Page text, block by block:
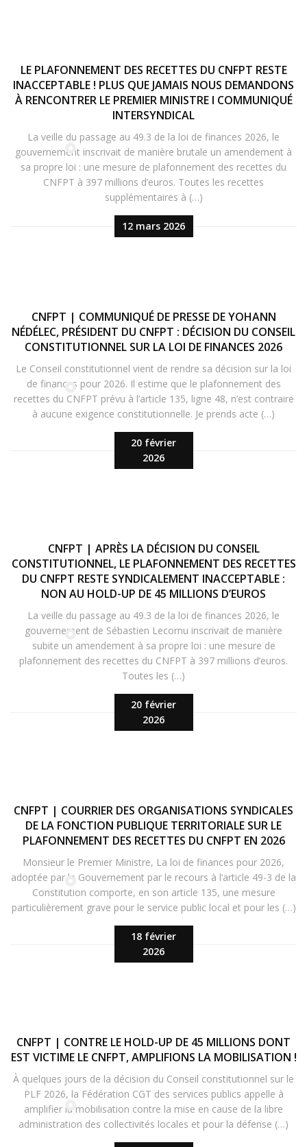
12 mars 2026
LE PLAFONNEMENT DES RECETTES DU CNFPT RESTE
INACCEPTABLE ! PLUS QUE JAMAIS NOUS DEMANDONS
À RENCONTRER LE PREMIER MINISTRE I COMMUNIQUÉ
INTERSYNDICAL
La veille du passage au 49.3 de la loi de finances 2026, le
gouvernement inscrivait de manière brutale un amendement à
sa propre loi : une mesure de plafonnement des recettes du
CNFPT à 397 millions d’euros. Toutes les recettes
supplémentaires à (…)
20 février
2026
CNFPT | COMMUNIQUÉ DE PRESSE DE YOHANN
NÉDÉLEC, PRÉSIDENT DU CNFPT : DÉCISION DU CONSEIL
CONSTITUTIONNEL SUR LA LOI DE FINANCES 2026
Le Conseil constitutionnel vient de rendre sa décision sur la loi
de finances pour 2026. Il estime que le plafonnement des
recettes du CNFPT prévu à l’article 135, ligne 48, n’est contraire
à aucune exigence constitutionnelle. Je prends acte (…)
20 février
2026
CNFPT | APRÈS LA DÉCISION DU CONSEIL
CONSTITUTIONNEL, LE PLAFONNEMENT DES RECETTES
DU CNFPT RESTE SYNDICALEMENT INACCEPTABLE :
NON AU HOLD-UP DE 45 MILLIONS D’EUROS
La veille du passage au 49.3 de la loi de finances 2026, le
gouvernement de Sébastien Lecornu inscrivait de manière
subite un amendement à sa propre loi : une mesure de
plafonnement des recettes du CNFPT à 397 millions d’euros.
Toutes les (…)
18 février
2026
CNFPT | COURRIER DES ORGANISATIONS SYNDICALES
DE LA FONCTION PUBLIQUE TERRITORIALE SUR LE
PLAFONNEMENT DES RECETTES DU CNFPT EN 2026
Monsieur le Premier Ministre, La loi de finances pour 2026,
adoptée par le Gouvernement par le recours à l’article 49-3 de la
Constitution comporte, en son article 135, une mesure
particulièrement grave pour le service public local et pour les (…)
CNFPT | CONTRE LE HOLD-UP DE 45 MILLIONS DONT
EST VICTIME LE CNFPT, AMPLIFIONS LA MOBILISATION !
À quelques jours de la décision du Conseil constitutionnel sur le
PLF 2026, la Fédération CGT des services publics appelle à
amplifier la mobilisation contre la mise en cause de la libre
administration des collectivités locales et pour la défense (…)